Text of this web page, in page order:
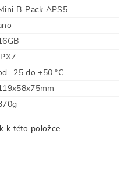
B-Pack APS5
-25 do +50 °C
k této položce.